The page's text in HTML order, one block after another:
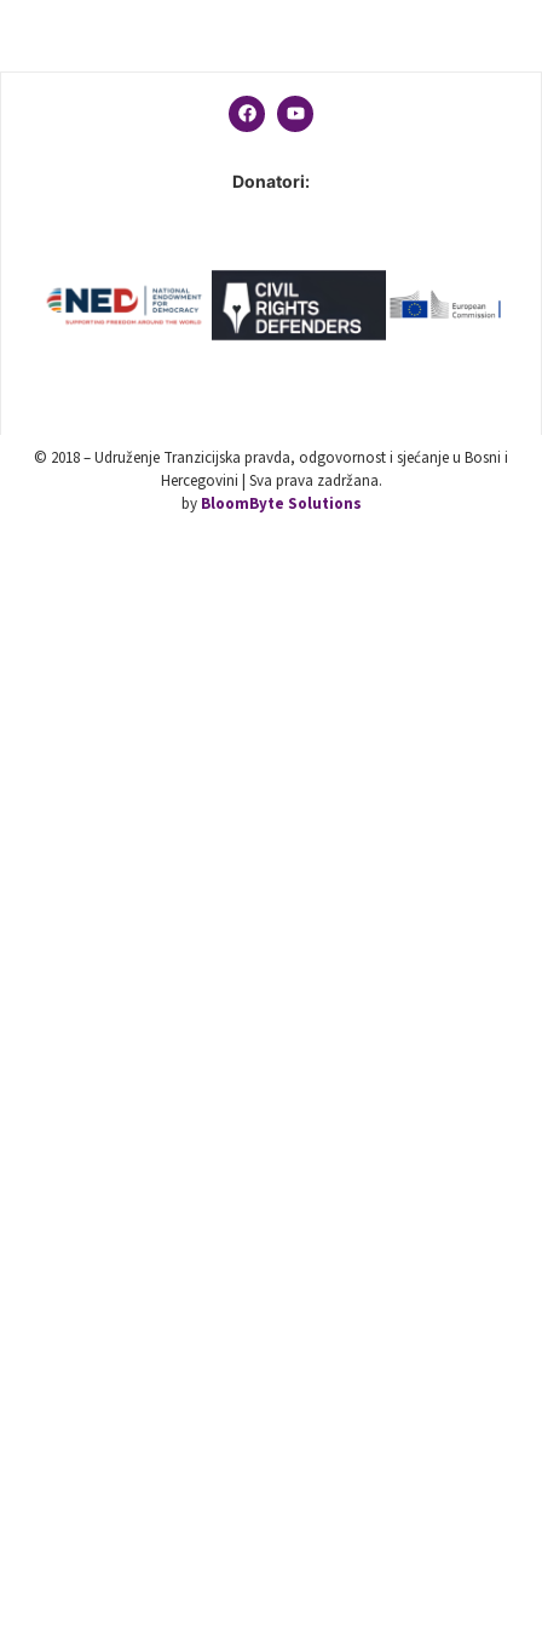
Donatori:
© 2018 – Udruženje Tranzicijska pravda, odgovornost i sjećanje u Bosni i
Hercegovini | Sva prava zadržana.
by BloomByte Solutions